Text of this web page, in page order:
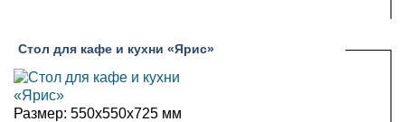
Стол для кафе и кухни «Ярис»
Размер: 550х550х725 мм